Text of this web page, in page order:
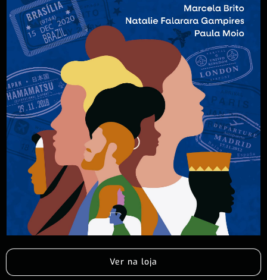
Ver na loja